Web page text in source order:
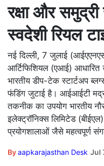
रक्षा और
स्वदेशी रियल
नई दिल्ली, 7 जुलाई
आर्टिफिशियल (एआई) आधारित
भारतीय डीप-टेक स्टार्टअप
फंडिंग जुटाई है। आईआईटी
तकनीक का उपयोग भारतीय
इलेक्ट्रॉनिक्स लिमिटेड
प्रयोगशालाओं जैसे महत्वपूर्ण
Byaapkarajasthan Desk Jul